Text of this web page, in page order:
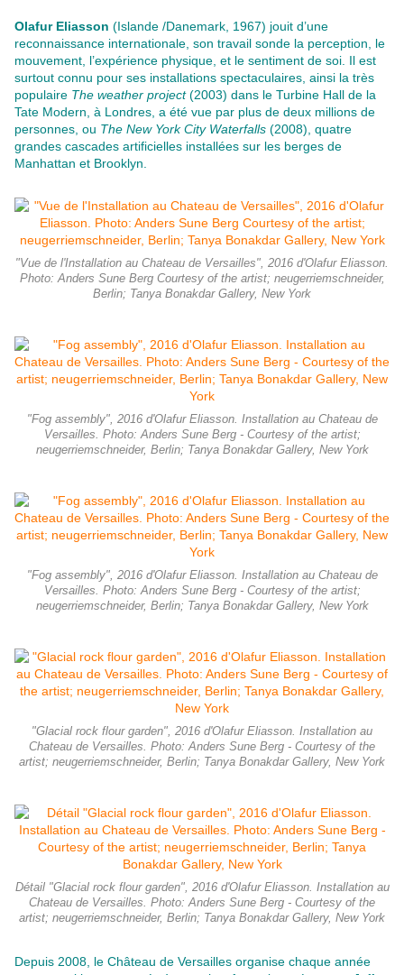
Olafur Eliasson (Islande /Danemark, 1967) jouit d’une
reconnaissance internationale, son travail sonde la perception, le
mouvement, l’expérience physique, et le sentiment de soi. Il est
surtout connu pour ses installations spectaculaires, ainsi la très
populaire The weather project(2003) dans le Turbine Hall de la
Tate Modern, à Londres, a été vue par plus de deux millions de
personnes, ou The New York City Waterfalls (2008), quatre
grandes cascades artificielles installées sur les berges de
Manhattan et Brooklyn.
"Vue de l'Installation au Chateau de Versailles", 2016 d'Olafur Eliasson.
Photo: Anders Sune Berg Courtesy of the artist; neugerriemschneider,
Berlin; Tanya Bonakdar Gallery, New York
"Fog assembly", 2016 d'Olafur Eliasson. Installation au Chateau de
Versailles. Photo: Anders Sune Berg - Courtesy of the artist;
neugerriemschneider, Berlin; Tanya Bonakdar Gallery, New York
"Fog assembly", 2016 d'Olafur Eliasson. Installation au Chateau de
Versailles. Photo: Anders Sune Berg - Courtesy of the artist;
neugerriemschneider, Berlin; Tanya Bonakdar Gallery, New York
"Glacial rock flour garden", 2016 d'Olafur Eliasson. Installation au
Chateau de Versailles. Photo: Anders Sune Berg - Courtesy of the
artist; neugerriemschneider, Berlin; Tanya Bonakdar Gallery, New York
Détail "Glacial rock flour garden", 2016 d'Olafur Eliasson. Installation au
Chateau de Versailles. Photo: Anders Sune Berg - Courtesy of the
artist; neugerriemschneider, Berlin; Tanya Bonakdar Gallery, New York
Depuis 2008, le Château de Versailles organise chaque année